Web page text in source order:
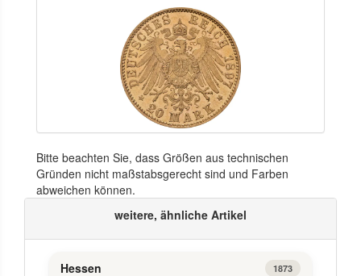
Bitte beachten Sie, dass Größen aus technischen
Gründen nicht maßstabsgerecht sind und Farben
abweichen können.
weitere, ähnliche Artikel
Hessen 1873